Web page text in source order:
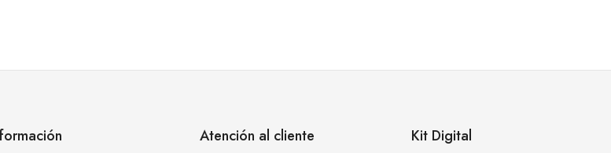
Atención al cliente Kit Digital